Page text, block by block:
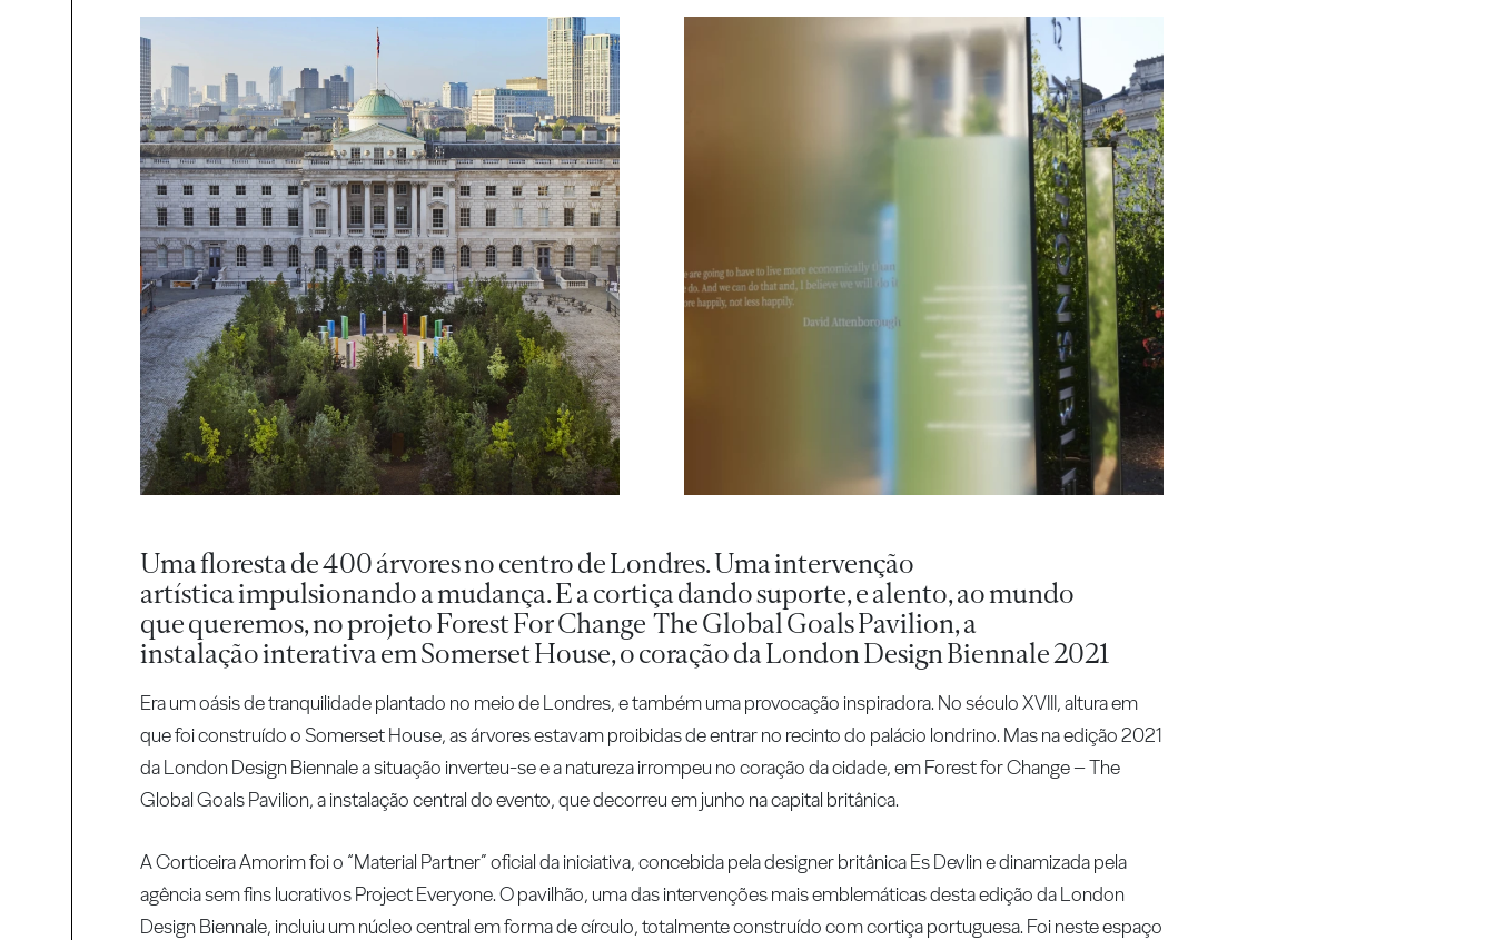
Uma floresta de 400 árvores no centro de Londres. Uma intervenção
artística impulsionando a mudança. E a cortiça dando suporte, e alento, ao mundo
que queremos, no projeto Forest For Change The Global Goals Pavilion, a
instalação interativa em Somerset House, o coração da London Design Biennale 2021
Era um oásis de tranquilidade plantado no meio de Londres, e também uma provocação inspiradora. No século XVIII, altura em
que foi construído o Somerset House, as árvores estavam proibidas de entrar no recinto do palácio londrino. Mas na edição 2021
da London Design Biennale a situação inverteu-se e a natureza irrompeu no coração da cidade, em Forest for Change – The
Global Goals Pavilion, a instalação central do evento, que decorreu em junho na capital britânica.
A Corticeira Amorim foi o “Material Partner” oficial da iniciativa, concebida pela designer britânica Es Devlin e dinamizada pela
agência sem fins lucrativos Project Everyone. O pavilhão, uma das intervenções mais emblemáticas desta edição da London
Design Biennale, incluiu um núcleo central em forma de círculo, totalmente construído com cortiça portuguesa. Foi neste espaço